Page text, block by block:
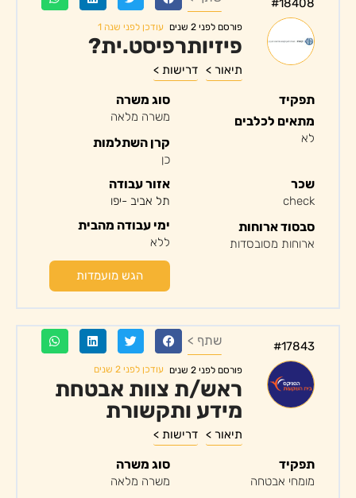
#18408
פורסם לפני 2 שנים עודכן לפני שנה 1
פיזיותרפיסט.ית?
תיאור > דרישות >
תפקיד
מתאים לכלבים
לא
סוג משרה
משרה מלאה
קרן השתלמות
כן
שכר
check
סבסוד ארוחות
ארוחות מסובסדות
אזור עבודה
תל אביב -יפו
ימי עבודה מהבית
ללא
הגש מועמדות
#17843 שתף >
פורסם לפני 2 שנים עודכן לפני 2 שנים
ראש/ת צוות אבטחת
מידע ותקשורת
תיאור > דרישות >
תפקיד
מומחי אבטחה
סוג משרה
משרה מלאה